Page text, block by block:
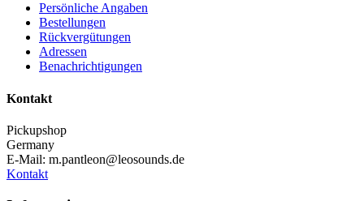
Persönliche Angaben
Bestellungen
Rückvergütungen
Adressen
Benachrichtigungen
Kontakt
Pickupshop
Germany
E-Mail: m.pantleon@leosounds.de
Kontakt